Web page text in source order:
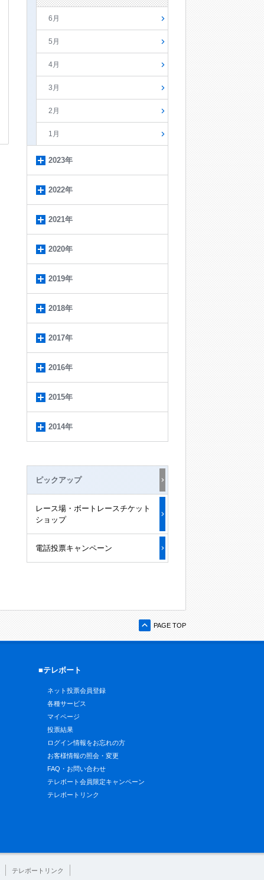
6月
5月
4月
3月
2月
1月
2023年
2022年
2021年
2020年
2019年
2018年
2017年
2016年
2015年
2014年
ピックアップ
レース場・ボートレースチケット
ショップ
電話投票キャンペーン
PAGE TOP
■テレボート
ネット投票会員登録
各種サービス
マイページ
投票結果
ログイン情報をお忘れの方
お客様情報の照会・変更
FAQ・お問い合わせ
テレボート会員限定キャンペーン
テレボートリンク
テレボートリンク